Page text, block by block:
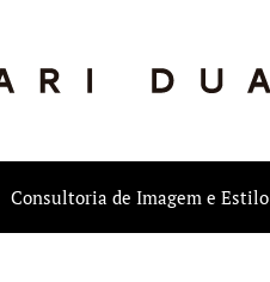
Consultoria de Imagem e Estilo